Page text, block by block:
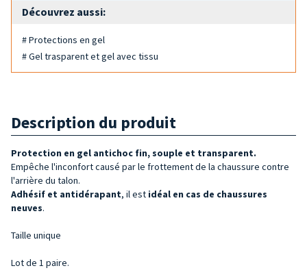
Découvrez aussi:
# Protections en gel
# Gel trasparent et gel avec tissu
Description du produit
Protection en gel antichoc fin, souple et transparent.
Empêche l'inconfort causé par le frottement de la chaussure contre
l'arrière du talon.
Adhésif et antidérapant, il est idéal en cas de chaussures
neuves.
Taille unique
Lot de 1 paire.